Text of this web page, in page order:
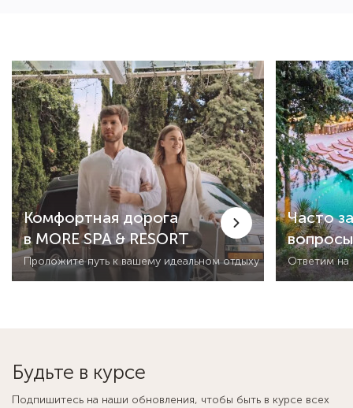
Комфортная дорога
в MORE SPA & RESORT
Проложите путь к вашему идеальном отдыху
Часто
вопросы
Ответим на
Будьте в курсе
Подпишитесь на наши обновления, чтобы быть в курсе всех